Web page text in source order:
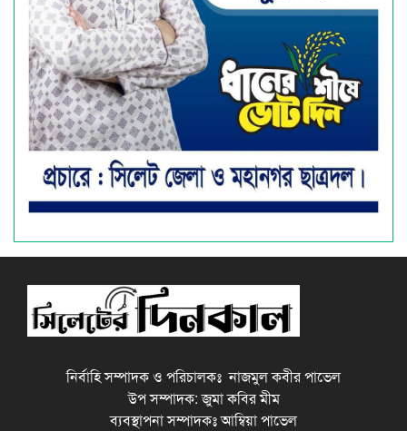
নির্বাহি সম্পাদক ও পরিচালকঃ নাজমুল কবীর পাভেল
উপ সম্পাদক: জুমা কবির মীম
ব্যবস্থাপনা সম্পাদকঃ আম্বিয়া পাভেল